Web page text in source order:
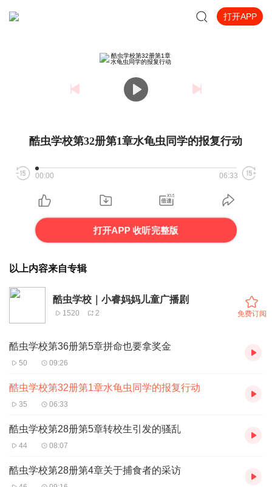
打开APP
酷虫学校第32册第1章水龟虫同学的报复行动
00:00 06:33
打开APP 收听完整版
以上内容来自专辑
酷虫学校｜小睿妈妈儿童广播剧
1520 2 免费订阅
酷虫学校第36册第5章拼命也要拿奖金
50 09:26
酷虫学校第32册第1章水龟虫同学的报复行动
35 06:33
酷虫学校第28册第5章转校生引发的骚乱
44 08:07
酷虫学校第28册第4章关于捕食者的采访